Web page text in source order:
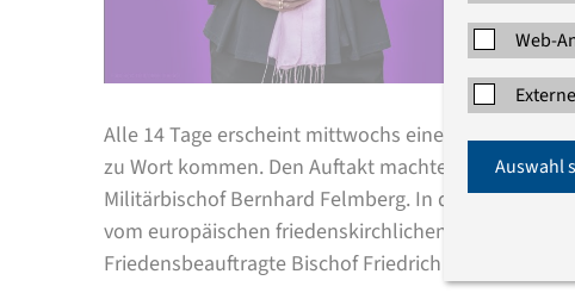
Alle 14 Tage erscheint mittwochs eine neue
zu Wort kommen. Den Auftakt machten die EKD-
Militärbischof Bernhard Felmberg. In der zweiten
vom europäischen friedenskirchlichen Netzwerk
Friedensbeauftragte Bischof Friedrich Kramer über
Web-
Auswahl